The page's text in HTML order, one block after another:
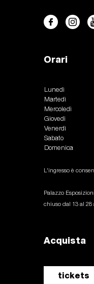
Orari
Lunedì
Martedì
Mercoledì
Giovedì
Venerdì
Sabato
Domenica
L'ingresso è
Palazzo
chiuso dal 13 al 28
Acquista
tickets